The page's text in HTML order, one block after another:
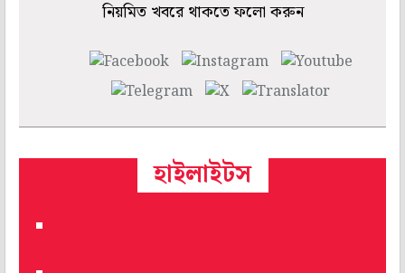
নিয়মিত খবরে থাকতে ফলো করুন
হাইলাইটস